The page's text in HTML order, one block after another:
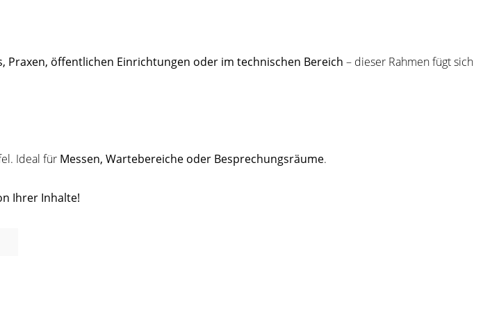
Praxen, öffentlichen Einrichtungen oder im technischen Bereich – dieser Rahmen fügt sich
Ideal für Messen, Wartebereiche oder Besprechungsräume.
Ihrer Inhalte!